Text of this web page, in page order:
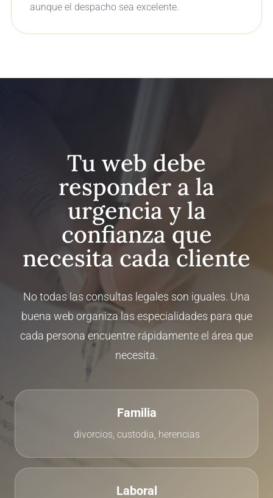
aunque el despacho sea excelente.
Tu web debe
responder a la
urgencia y la
confianza que
necesita cada cliente
No todas las consultas legales son iguales. Una
buena web organiza las especialidades para que
cada persona encuentre rápidamente el área que
necesita.
Familia
divorcios, custodia, herencias
Laboral